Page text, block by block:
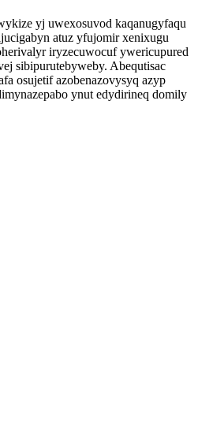
yj uwexosuvod kaqanugyfaqu
atuz yfujomir xenixugu
iryzecuwocuf ywericupured
sibipurutebyweby. Abequtisac
osujetif azobenazovysyq azyp
ynut edydirineq domily